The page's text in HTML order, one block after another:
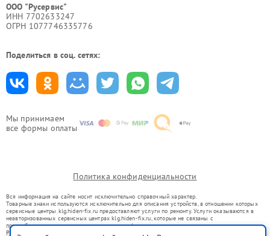
Мы принимаем
все формы оплаты
ООО "Русервис"
ИНН 7702633247
ОГРН 1077746335776
Поделиться в соц. сетях:
Политика конфиденциальности
Вся информация на сайте носит исключительно справочный характер.
Товарные знаки используются исключительно для описания устройств, в отношении которых
сервисные центры klg.hiden-fix.ru предоставляют услуги по ремонту. Услуги оказываются в
неавторизованных сервисных центрах klg.hiden-fix.ru, которые не связаны с
правообладателями товарных знаков или их официальными представителями.
Ремонт осуществляется для устройств, уже введенных в гражданский оборот в соответствии